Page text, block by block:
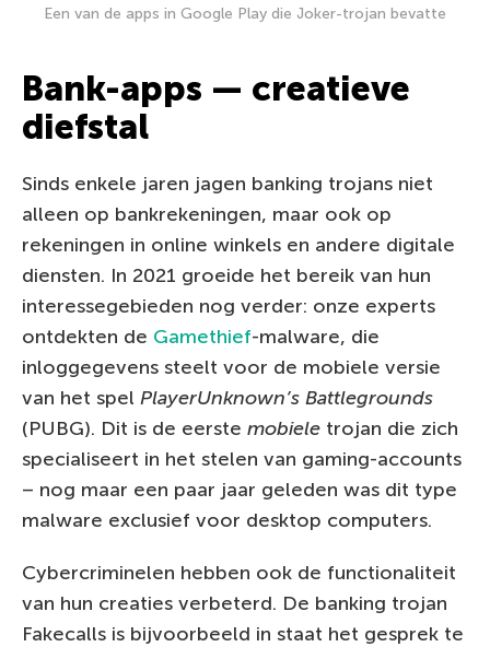
Een van de apps in Google Play die Joker-trojan bevatte
Bank-apps — creatieve
diefstal
Sinds enkele jaren jagen banking trojans niet
alleen op bankrekeningen, maar ook op
rekeningen in online winkels en andere digitale
diensten. In 2021 groeide het bereik van hun
interessegebieden nog verder: onze experts
ontdekten de Gamethief-malware, die
inloggegevens steelt voor de mobiele versie
van het spel PlayerUnknown’s Battlegrounds
(PUBG). Dit is de eerste mobiele trojan die zich
specialiseert in het stelen van gaming-accounts
– nog maar een paar jaar geleden was dit type
malware exclusief voor desktop computers.
Cybercriminelen hebben ook de functionaliteit
van hun creaties verbeterd. De banking trojan
Fakecalls is bijvoorbeeld in staat het gesprek te